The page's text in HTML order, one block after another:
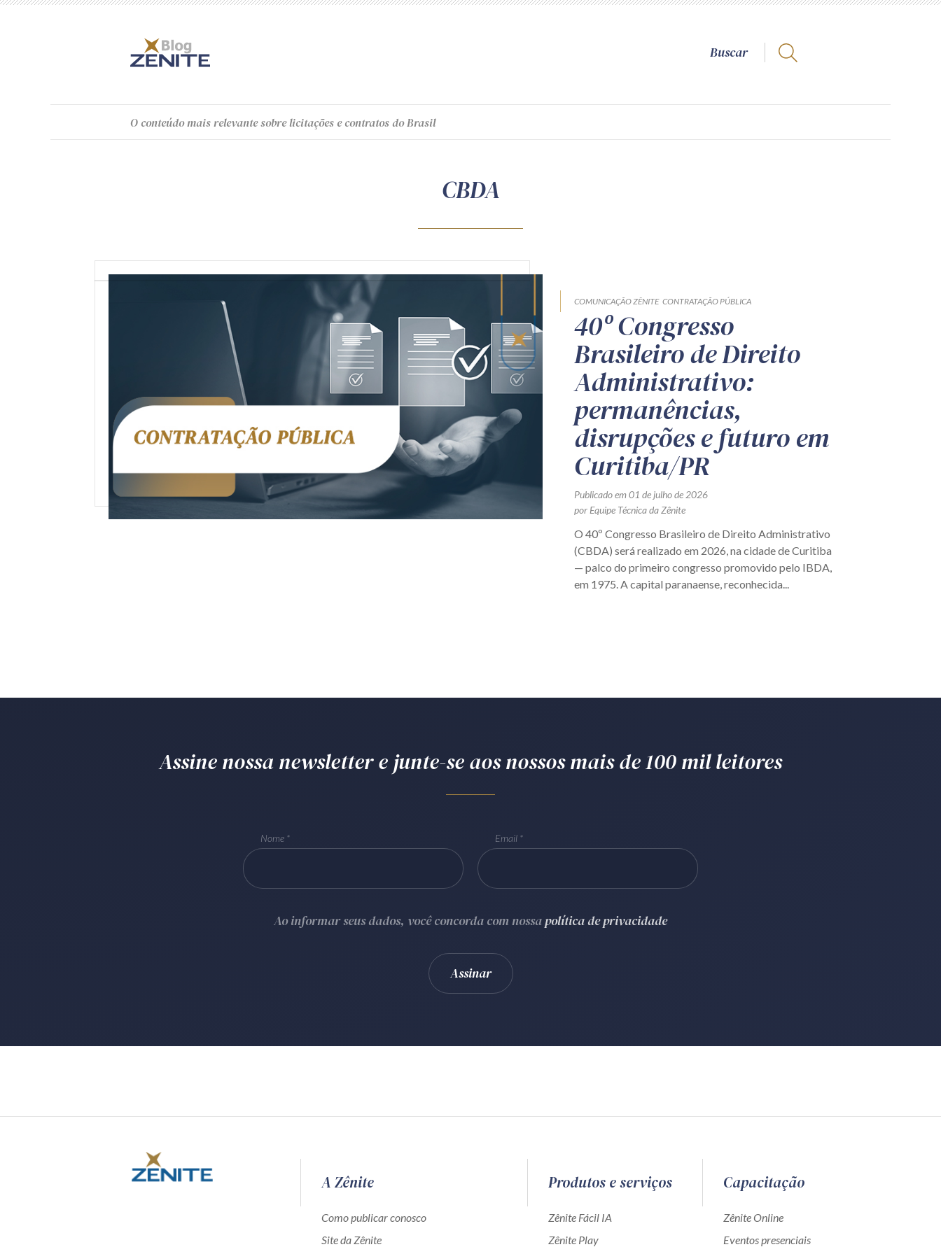
O conteúdomais relevante sobre licitações e contratos do Brasil
CBDA
COMUNICAÇÃO ZÊNITE CONTRATAÇÃO PÚBLICA
40º Congresso
Brasileiro de Direito
Administrativo:
permanências,
disrupções e futuro em
Curitiba/PR
Publicado em 01 de julho de 2026
por Equipe Técnica da Zênite
O 40º Congresso Brasileiro de Direito Administrativo
(CBDA) será realizado em 2026, na cidade de Curitiba
— palco do primeiro congresso promovido pelo IBDA,
em 1975. A capital paranaense, reconhecida...
Assine nossa newsletter e junte-se aos nossos mais de 100 mil leitores
Nome Email
Ao informar seus dados, você concorda com nossapolítica de privacidade
A Zênite
Como publicar conosco
Site da Zênite
Produtos e serviços
Zênite Fácil IA
Zênite Play
Capacitação
Zênite Online
Eventos presenciais